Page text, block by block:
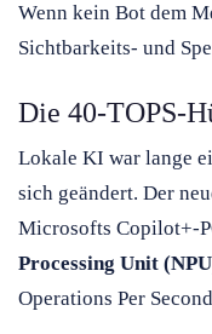
Wenn kein Bot dem
Sichtbarkeits- und
Die 40-TOPS-
Lokale KI war lange
sich geändert. Der
Microsofts Copilot+-
Processing Unit
Operations Per